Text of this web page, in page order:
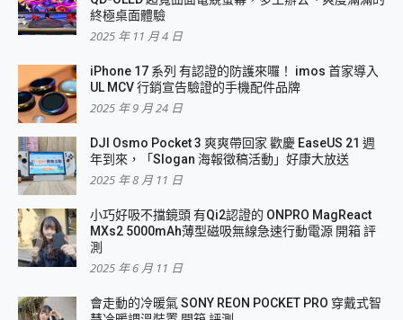
終極桌面體驗
2025 年 11 月 4 日
iPhone 17 系列 有認證的防護來囉！ imos 首家導入
UL MCV 行銷宣告驗證的手機配件品牌
2025 年 9 月 24 日
DJI Osmo Pocket 3 爽爽帶回家 歡慶 EaseUS 21 週
年到來，「Slogan 海報徵稿活動」好康大放送
2025 年 8 月 11 日
小巧好吸不擋鏡頭 有Qi2認證的 ONPRO MagReact
MXs2 5000mAh薄型磁吸無線急速行動電源 開箱 評
測
2025 年 6 月 11 日
會走動的冷暖氣 SONY REON POCKET PRO 穿戴式智